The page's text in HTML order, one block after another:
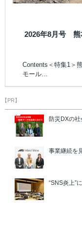
2026年8月号 熊
Contents＜特集1＞
モール…
【PR】
防災DXの
事業継続を
“SNS炎上”